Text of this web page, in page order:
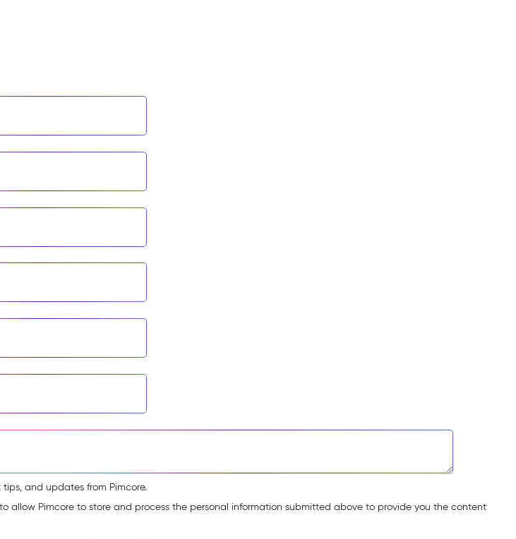
and updates from Pimcore.
allow Pimcore to store and process the personal information submitted above to provide you the content